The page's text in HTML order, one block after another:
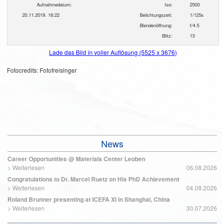
Aufnahmedatum:
20.11.2019. 16:22
Iso:
2500
Belichtungszeit:
1/125s
Blendenöffnung:
f/4.5
Blitz:
13
Lade das Bild in voller Auflösung (5525 x 3676)
Fotocredits: Fotofreisinger
News
Career Opportunities @ Materials Center Leoben
> Weiterlesen 06.08.2026
Congratulations to Dr. Marcel Ruetz on His PhD Achievement
> Weiterlesen 04.08.2026
Roland Brunner presenting at ICEFA XI in Shanghai, China
> Weiterlesen 30.07.2026